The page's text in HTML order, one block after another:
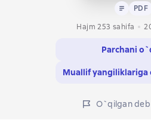
Matn PDF
PDF
Hajm 253 sahifa
Parchani
Muallif yangiliklariga
O`qilgan